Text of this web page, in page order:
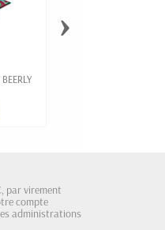
›
par virement
compte
administrations